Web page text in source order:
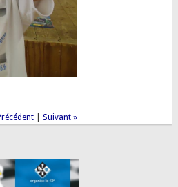
|Suivant »